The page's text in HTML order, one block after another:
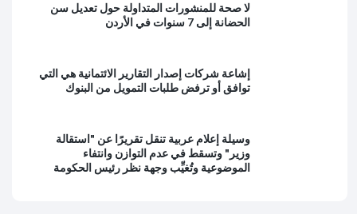
لا صحة للمنشورات المتداولة حول تعديل سن
الحضانة إلى 7 سنوات في الأردن
إشاعة شركات إصدار التقارير الائتمانية هي التي
توافق أو ترفض طلبات التمويل من البنوك
وسيلة إعلام عربية تنقل تقريرًا عن "استقالة
وزير" وتسقط في عدم التوازن وانتفاء
الموضوعية وتُغيِّب وجهة نظر رئيس الحكومة